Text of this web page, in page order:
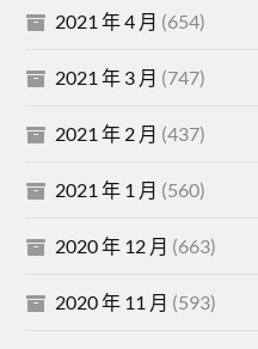
2021 年 4 月 (654)
2021 年 3 月 (747)
2021 年 2 月 (437)
2021 年 1 月 (560)
2020 年 12 月 (663)
2020 年 11 月 (593)